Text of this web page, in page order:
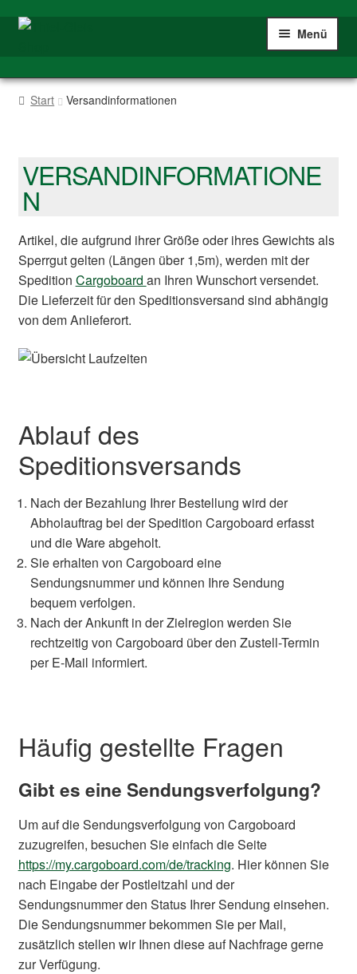
Zur
Zum
Menü
Home
Spur IIm/G
Mein Konto
Start Versandinformationen
VERSANDINFORMATIONE
N
Artikel, die aufgrund ihrer Größe oder ihres Gewichts als
Sperrgut gelten (Längen über 1,5m), werden mit der
Spedition Cargoboard an Ihren Wunschort versendet.
Die Lieferzeit für den Speditionsversand sind abhängig
von dem Anlieferort.
Ablauf des
Speditionsversands
Nach der Bezahlung Ihrer Bestellung wird der
Abholauftrag bei der Spedition Cargoboard erfasst
und die Ware abgeholt.
Sie erhalten von Cargoboard eine
Sendungsnummer und können Ihre Sendung
bequem verfolgen.
Nach der Ankunft in der Zielregion werden Sie
rechtzeitig von Cargoboard über den Zustell-Termin
per E-Mail informiert.
Häufig gestellte Fragen
Gibt es eine Sendungsverfolgung?
Um auf die Sendungsverfolgung von Cargoboard
zuzugreifen, besuchen Sie einfach die Seite
https://my.cargoboard.com/de/tracking. Hier können Sie
nach Eingabe der Postleitzahl und der
Sendungsnummer den Status Ihrer Sendung einsehen.
Die Sendungsnummer bekommen Sie per Mail,
zusätzlich stellen wir Ihnen diese auf Nachfrage gerne
zur Verfügung.